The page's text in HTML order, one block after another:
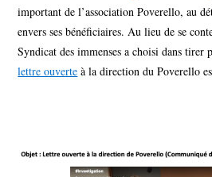
important de l’association Poverello, au
envers ses bénéficiaires. Au lieu de se
Syndicat des immenses a choisi dans tirer
lettre ouverte à la direction du Poverello